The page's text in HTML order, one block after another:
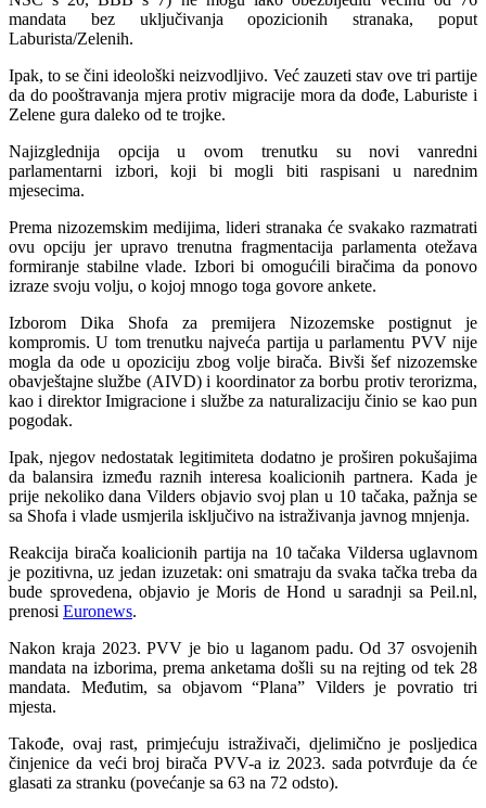
mandata bez uključivanja opozicionih stranaka, poput
Laburista/Zelenih.
Ipak, to se čini ideološki neizvodljivo. Već zauzeti stav ove tri partije
da do pooštravanja mjera protiv migracije mora da dođe, Laburiste i
Zelene gura daleko od te trojke.
Najizglednija opcija u ovom trenutku su novi vanredni
parlamentarni izbori, koji bi mogli biti raspisani u narednim
mjesecima.
Prema nizozemskim medijima, lideri stranaka će svakako razmatrati
ovu opciju jer upravo trenutna fragmentacija parlamenta otežava
formiranje stabilne vlade. Izbori bi omogućili biračima da ponovo
izraze svoju volju, o kojoj mnogo toga govore ankete.
Izborom Dika Shofa za premijera Nizozemske postignut je
kompromis. U tom trenutku najveća partija u parlamentu PVV nije
mogla da ode u opoziciju zbog volje birača. Bivši šef nizozemske
obavještajne službe (AIVD) i koordinator za borbu protiv terorizma,
kao i direktor Imigracione i službe za naturalizaciju činio se kao pun
pogodak.
Ipak, njegov nedostatak legitimiteta dodatno je proširen pokušajima
da balansira između raznih interesa koalicionih partnera. Kada je
prije nekoliko dana Vilders objavio svoj plan u 10 tačaka, pažnja se
sa Shofa i vlade usmjerila isključivo na istraživanja javnog mnjenja.
Reakcija birača koalicionih partija na 10 tačaka Vildersa uglavnom
je pozitivna, uz jedan izuzetak: oni smatraju da svaka tačka treba da
bude sprovedena, objavio je Moris de Hond u saradnji sa Peil.nl,
prenosi Euronews.
Nakon kraja 2023. PVV je bio u laganom padu. Od 37 osvojenih
mandata na izborima, prema anketama došli su na rejting od tek 28
mandata. Međutim, sa objavom “Plana” Vilders je povratio tri
mjesta.
Takođe, ovaj rast, primjećuju istraživači, djelimično je posljedica
činjenice da veći broj birača PVV-a iz 2023. sada potvrđuje da će
glasati za stranku (povećanje sa 63 na 72 odsto).